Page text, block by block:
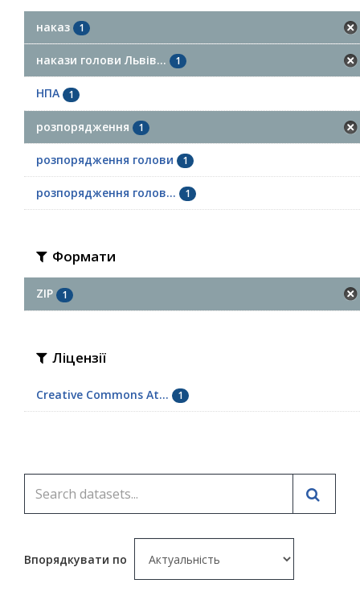
наказ 1
накази голови Львів... 1
НПА 1
розпорядження 1
розпорядження голови 1
розпорядження голов... 1
Формати
ZIP 1
Ліцензії
Creative Commons At... 1
Впорядкувати по